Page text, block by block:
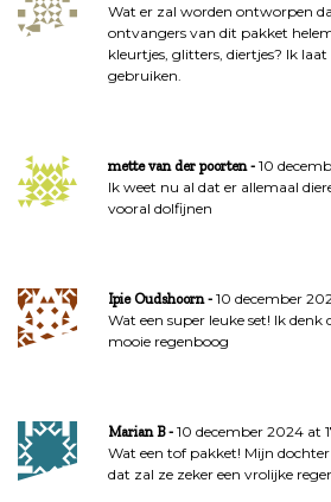
Wat er zal worden ontworpen
ontvangers van dit pakket
kleurtjes, glitters, diertjes? Ik
gebruiken.
mette van der poorten
10
Ik weet nu al dat er allemaal
vooral dolfijnen
Ipie Oudshoorn
10 december
Wat een super leuke set! Ik
mooie regenboog
Marian B
10 december 2024 at
Wat een tof pakket! Mijn
dat zal ze zeker een vrolijke